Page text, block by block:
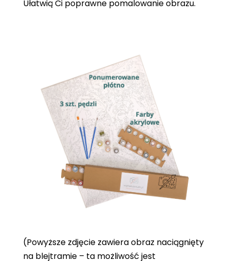
Ułatwią Ci poprawne pomalowanie obrazu.
(Powyższe zdjęcie zawiera obraz naciągnięty
na blejtramie – ta możliwość jest